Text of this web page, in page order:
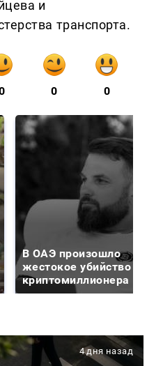
и
транспорта.
0 0
В ОАЭ произошло
жестокое убийство
криптомиллионера
4 дня назад